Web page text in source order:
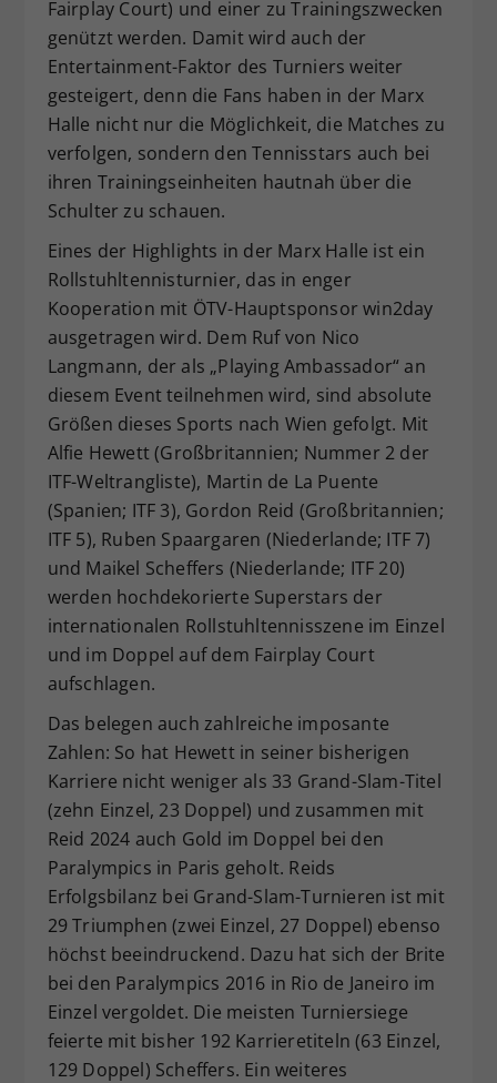
Fairplay Court) und einer zu Trainingszwecken
genützt werden. Damit wird auch der
Entertainment-Faktor des Turniers weiter
gesteigert, denn die Fans haben in der Marx
Halle nicht nur die Möglichkeit, die Matches zu
verfolgen, sondern den Tennisstars auch bei
ihren Trainingseinheiten hautnah über die
Schulter zu schauen.
Eines der Highlights in der Marx Halle ist ein
Rollstuhltennisturnier, das in enger
Kooperation mit ÖTV-Hauptsponsor win2day
ausgetragen wird. Dem Ruf von Nico
Langmann, der als „Playing Ambassador“ an
diesem Event teilnehmen wird, sind absolute
Größen dieses Sports nach Wien gefolgt. Mit
Alfie Hewett (Großbritannien; Nummer 2 der
ITF-Weltrangliste), Martin de La Puente
(Spanien; ITF 3), Gordon Reid (Großbritannien;
ITF 5), Ruben Spaargaren (Niederlande; ITF 7)
und Maikel Scheffers (Niederlande; ITF 20)
werden hochdekorierte Superstars der
internationalen Rollstuhltennisszene im Einzel
und im Doppel auf dem Fairplay Court
aufschlagen.
Das belegen auch zahlreiche imposante
Zahlen: So hat Hewett in seiner bisherigen
Karriere nicht weniger als 33 Grand-Slam-Titel
(zehn Einzel, 23 Doppel) und zusammen mit
Reid 2024 auch Gold im Doppel bei den
Paralympics in Paris geholt. Reids
Erfolgsbilanz bei Grand-Slam-Turnieren ist mit
29 Triumphen (zwei Einzel, 27 Doppel) ebenso
höchst beeindruckend. Dazu hat sich der Brite
bei den Paralympics 2016 in Rio de Janeiro im
Einzel vergoldet. Die meisten Turniersiege
feierte mit bisher 192 Karrieretiteln (63 Einzel,
129 Doppel) Scheffers. Ein weiteres